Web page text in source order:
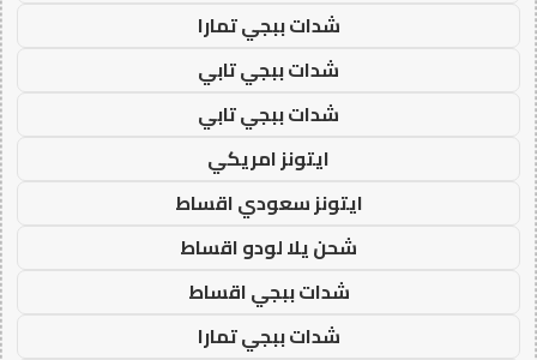
شدات ببجي تمارا
شدات ببجي تابي
شدات ببجي تابي
ايتونز امريكي
ايتونز سعودي اقساط
شحن يلا لودو اقساط
شدات ببجي اقساط
شدات ببجي تمارا